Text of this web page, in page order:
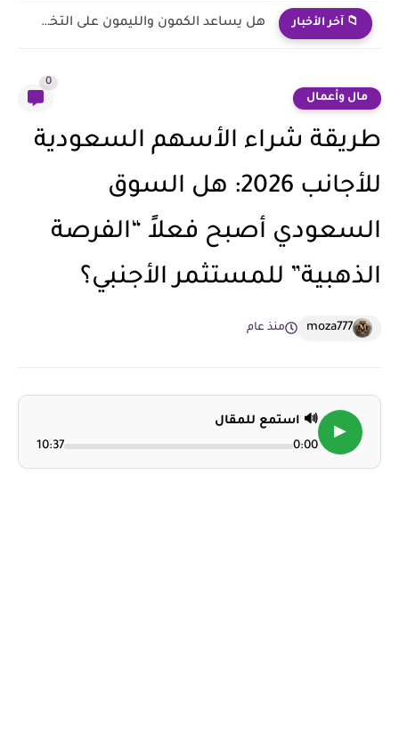
📁 آخر الأخبار
مال وأعمال
0
طريقة شراء الأسهم السعودية
للأجانب 2026: هل السوق
السعودي أصبح فعلاً “الفرصة
الذهبية” للمستثمر الأجنبي؟
moza777 منذ عام
▶
🔊 استمع للمقال
0:00
10:37